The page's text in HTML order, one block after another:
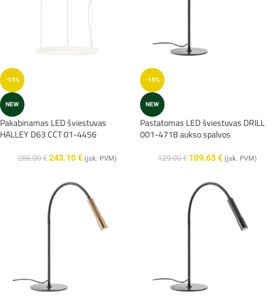
-15%
NEW
Pakabinamas LED šviestuvas
HALLEY D63 CCT 01-4456
286.00€ 243.10€ (įsk. PVM)
-15%
NEW
Pastatomas LED šviestuvas DRILL
001-4718 aukso spalvos
129.00€ 109.65€ (įsk. PVM)